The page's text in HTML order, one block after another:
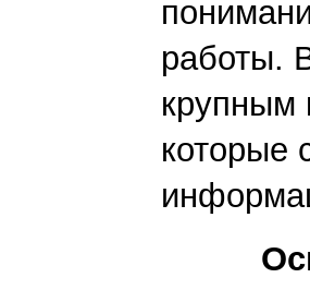
работы.
крупным
которые